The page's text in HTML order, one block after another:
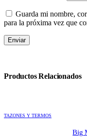
Guarda mi nombre,
para la próxima vez que
Productos Relacionados
TAZONES Y TERMOS
Big